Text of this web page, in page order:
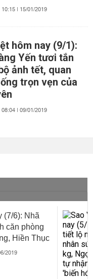
10:15 | 15/01/2019
hôm nay (9/1):
Yến tươi tắn
ảnh tết, quan
trọn vẹn của
08:04 | 09/01/2019
(7/6): Nhã
căn phòng
Hiền Thục
như 'gái
2019